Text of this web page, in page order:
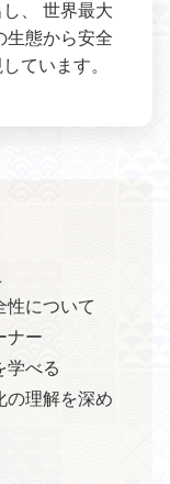
、 世界最大
生態から安全
ています。
性について
ナー
学べる
の理解を深め